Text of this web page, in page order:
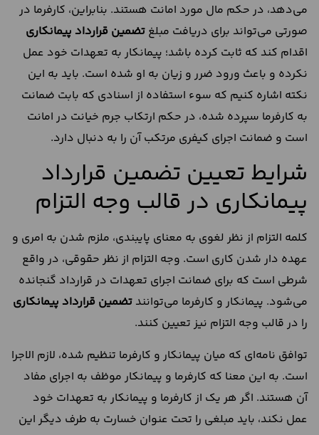
می‌دهد، در حکم مال مورد امانت هستند. بنابراین، کارفرما در
صورتی می‌تواند برای دریافت مبلغ تضمین قرارداد پیمانکاری
اقدام کند که ثابت کرده باشد؛ پیمانکار به تعهدات خود عمل
نکرده و باعث ورود ضرر و زیان به او شده است. باید به این
نکته اشاره کنیم که سوء استفاده از اسنادی که بابت ضمانت
به کارفرما سپرده شده، در حکم ارتکاب جرم خیانت در امانت
است و ضمانت اجرای کیفری مرتکب آن را به دنبال دارد.
شرایط تعیین تضمین قرارداد
پیمانکاری در قالب وجه التزام
کلمه التزام از نظر لغوی به معنای پایبندی، ملزم شدن به امری و
عهده دار شدن کاری است. وجه التزام از نظر حقوقی، در واقع
شرطی است که برای ضمانت اجرای تعهدات در قرارداد گنجانده
می‌شود. پیمانکار و کارفرما می‌توانند تضمین قرارداد پیمانکاری
را در قالب وجه التزام نیز تعیین کنند.
توافق نامه‌ای که میان پیمانکار و کارفرما تنظیم شده، لازم الاجرا
است. به این معنا که کارفرما و پیمانکار موظف به اجرای مفاد
آن هستند. اگر هر یک از کارفرما و پیمانکار به تعهدات خود
عمل نکند، باید مبلغی را تحت عنوان خسارت به طرف دیگر این